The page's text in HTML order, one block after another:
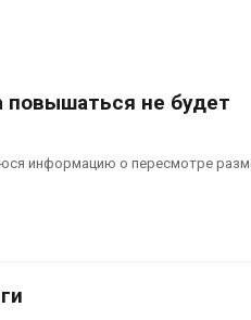
повышаться не будет
информацию о пересмотре